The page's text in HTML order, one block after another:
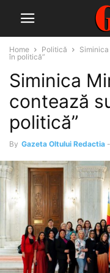
Home Politică
în politică”
Siminica
contează
politică”
By Gazeta Oltului Redactia -